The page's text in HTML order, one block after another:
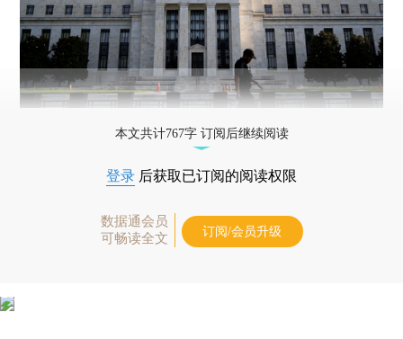
本文共计767字 订阅后继续阅读
登录 后获取已订阅的阅读权限
数据通会员
可畅读全文
订阅/会员升级